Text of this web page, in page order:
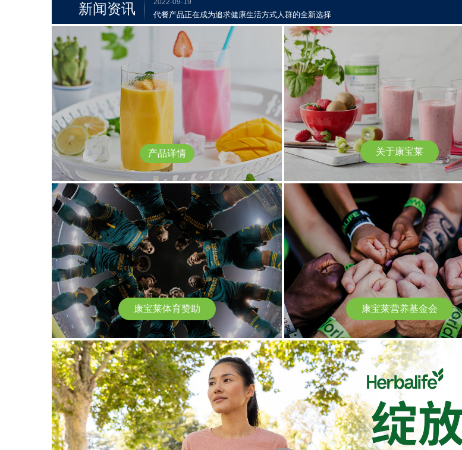
新闻资讯 2022-09-16
“康宝莱代餐科普日”引领国民营养新风尚
2022-08-04
康宝莱史上最大单笔投资：4亿美元打造数字化增长平台
产品详情 关于康宝莱
康宝莱体育赞助 康宝莱营养基金会